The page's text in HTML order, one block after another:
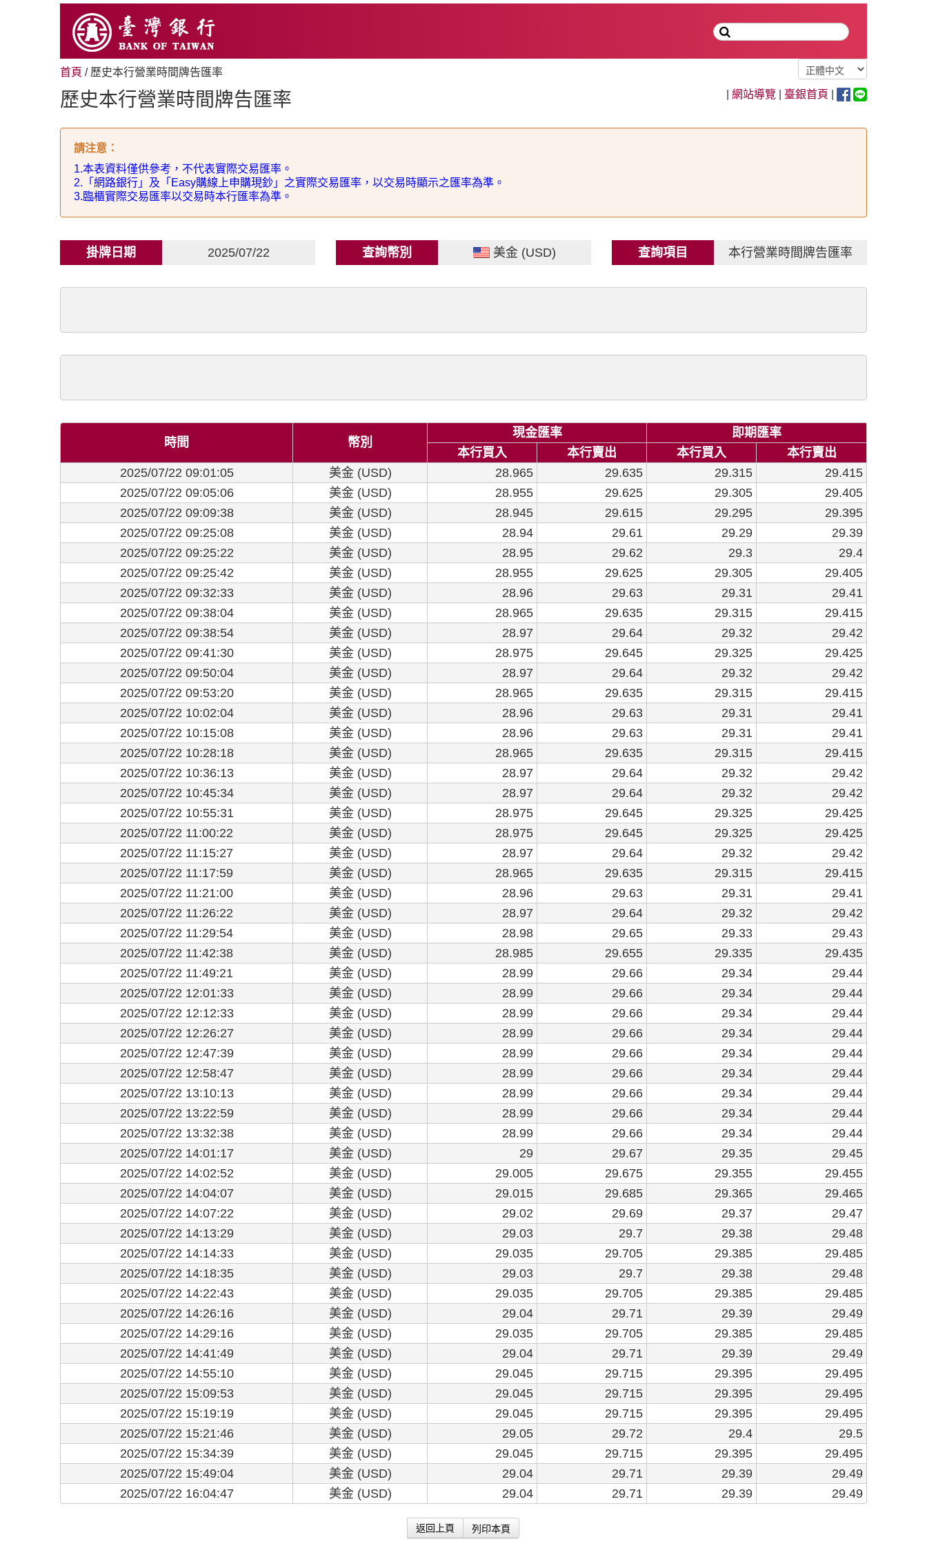
首頁 / 歷史本行營業時間牌告匯率
歷史本行營業時間牌告匯率 網站導覽 臺銀首頁
請注意 ：
1.本表資料僅供參考，不代表實際交易匯率。
2. 「網路銀行」及「 Easy購線上申購現鈔」之實際交易匯率，以交易時顯示之匯率為準。
3.臨櫃實際交易匯率以交易時本行匯率為準。
掛牌日期 2025/07/22 查詢幣別 美金 (USD) 查詢項目 本行營業時間牌告匯率
時間 幣別
現金匯率
即期匯率
本行買入
本行賣出 本行買入
本行賣出
2025/07/22 09:01:05
美金 (USD) 28.965 29.635 29.315
29.415
2025/07/22 09:05:06
美金 (USD) 28.955 29.625 29.305
29.405
2025/07/22 09:09:38
美金 (USD) 28.945 29.615 29.295
29.395
2025/07/22 09:25:08
美金 (USD) 28.94 29.61 29.29
29.39
2025/07/22 09:25:22
美金 (USD) 28.95 29.62 29.3
29.4
2025/07/22 09:25:42
美金 (USD) 28.955 29.625 29.305
29.405
2025/07/22 09:32:33
美金 (USD) 28.96 29.63 29.31
29.41
2025/07/22 09:38:04
美金 (USD) 28.965 29.635 29.315
29.415
2025/07/22 09:38:54
美金 (USD) 28.97 29.64 29.32
29.42
2025/07/22 09:41:30
美金 (USD) 28.975 29.645 29.325
29.425
2025/07/22 09:50:04
美金 (USD) 28.97 29.64 29.32
29.42
2025/07/22 09:53:20
美金 (USD) 28.965 29.635 29.315
29.415
2025/07/22 10:02:04
美金 (USD) 28.96 29.63 29.31
29.41
2025/07/22 10:15:08
美金 (USD) 28.96 29.63 29.31
29.41
2025/07/22 10:28:18
美金 (USD) 28.965 29.635 29.315
29.415
2025/07/22 10:36:13
美金 (USD) 28.97 29.64 29.32
29.42
2025/07/22 10:45:34
美金 (USD) 28.97 29.64 29.32
29.42
2025/07/22 10:55:31
美金 (USD) 28.975 29.645 29.325
29.425
2025/07/22 11:00:22
美金 (USD) 28.975 29.645 29.325
29.425
2025/07/22 11:15:27
美金 (USD) 28.97 29.64 29.32
29.42
2025/07/22 11:17:59
美金 (USD) 28.965 29.635 29.315
29.415
2025/07/22 11:21:00
美金 (USD) 28.96 29.63 29.31
29.41
2025/07/22 11:26:22
美金 (USD) 28.97 29.64 29.32
29.42
2025/07/22 11:29:54
美金 (USD) 28.98 29.65 29.33
29.43
2025/07/22 11:42:38
美金 (USD) 28.985 29.655 29.335
29.435
2025/07/22 11:49:21
美金 (USD) 28.99 29.66 29.34
29.44
2025/07/22 12:01:33
美金 (USD) 28.99 29.66 29.34
29.44
2025/07/22 12:12:33
美金 (USD) 28.99 29.66 29.34
29.44
2025/07/22 12:26:27
美金 (USD) 28.99 29.66 29.34
29.44
2025/07/22 12:47:39
美金 (USD) 28.99 29.66 29.34
29.44
2025/07/22 12:58:47
美金 (USD) 28.99 29.66 29.34
29.44
2025/07/22 13:10:13
美金 (USD) 28.99 29.66 29.34
29.44
2025/07/22 13:22:59
美金 (USD) 28.99 29.66 29.34
29.44
2025/07/22 13:32:38
美金 (USD) 28.99 29.66 29.34
29.44
2025/07/22 14:01:17
美金 (USD) 29 29.67 29.35
29.45
2025/07/22 14:02:52
美金 (USD) 29.005 29.675 29.355
29.455
2025/07/22 14:04:07
美金 (USD) 29.015 29.685 29.365
29.465
2025/07/22 14:07:22
美金 (USD) 29.02 29.69 29.37
29.47
2025/07/22 14:13:29
美金 (USD) 29.03 29.7 29.38
29.48
2025/07/22 14:14:33
美金 (USD) 29.035 29.705 29.385
29.485
2025/07/22 14:18:35
美金 (USD) 29.03 29.7 29.38
29.48
2025/07/22 14:22:43
美金 (USD) 29.035 29.705 29.385
29.485
2025/07/22 14:26:16
美金 (USD) 29.04 29.71 29.39
29.49
2025/07/22 14:29:16
美金 (USD) 29.035 29.705 29.385
29.485
2025/07/22 14:41:49
美金 (USD) 29.04 29.71 29.39
29.49
2025/07/22 14:55:10
美金 (USD) 29.045 29.715 29.395
29.495
2025/07/22 15:09:53
美金 (USD) 29.045 29.715 29.395
29.495
2025/07/22 15:19:19
美金 (USD) 29.045 29.715 29.395
29.495
2025/07/22 15:21:46
美金 (USD) 29.05 29.72 29.4
29.5
2025/07/22 15:34:39
美金 (USD) 29.045 29.715 29.395
29.495
2025/07/22 15:49:04
美金 (USD) 29.04 29.71 29.39
29.49
2025/07/22 16:04:47
美金 (USD) 29.04 29.71 29.39 29.49
返回上頁 列印本頁